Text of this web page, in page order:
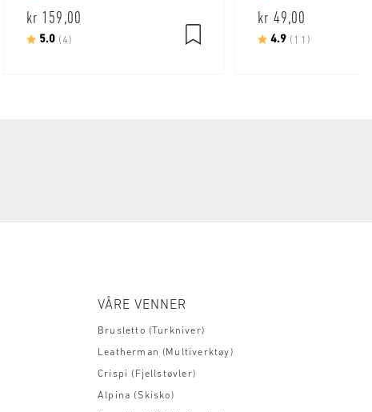
kr 159,00
Karakter:
5.0(4)
kr 49,00
Karakter:
4.9 (11)
VÅRE VENNER
Brusletto (Turkniver)
Leatherman (Multiverktøy)
Crispi (Fjellstøvler)
Alpina (Skisko)